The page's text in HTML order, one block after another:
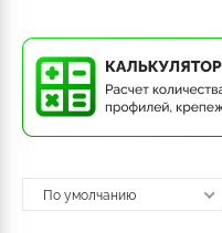
По умолчанию